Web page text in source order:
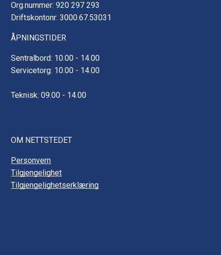
Org.nummer: 920 297 293
Driftskontonr: 3000.67.53031
ÅPNINGSTIDER
Sentralbord: 10.00 - 14.00
Servicetorg: 10.00 - 14.00
Teknisk: 09.00 - 14.00
OM NETTSTEDET
Personvern
Tilgjengelighet
Tilgjengelighetserklæring